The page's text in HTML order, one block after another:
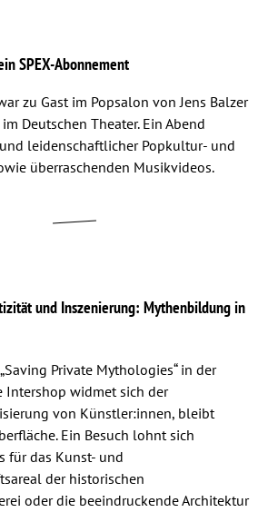
SPEX-Abonnement
zu Gast im Popsalon von Jens Balzer
Deutschen Theater. Ein Abend
leidenschaftlicher Popkultur- und
überraschenden Musikvideos.
und Inszenierung: Mythenbildung in
Private Mythologies“ in der
Intershop widmet sich der
von Künstler:innen, bleibt
Ein Besuch lohnt sich
für das Kunst- und
der historischen
oder die beeindruckende Architektur